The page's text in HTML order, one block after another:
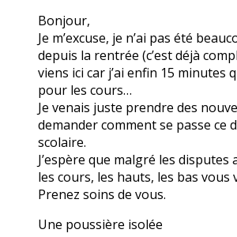
Bonjour,
Je m’excuse, je n’ai pas été
depuis la rentrée (c’est déjà
viens ici car j’ai enfin 15 minutes
pour les cours…
Je venais juste prendre des
demander comment se passe ce
scolaire.
J’espère que malgré les disputes
les cours, les hauts, les bas vous
Prenez soins de vous.
Une poussière isolée